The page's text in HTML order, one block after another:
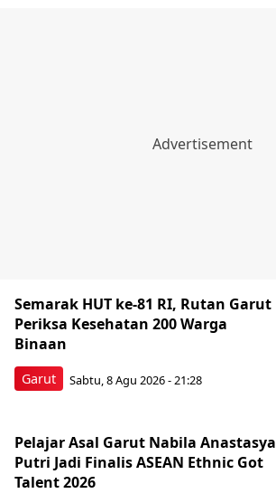
Garut
Semarak HUT ke-81 RI, Rutan Garut
Periksa Kesehatan 200 Warga
Binaan
Sabtu, 8 Agu 2026 - 21:28
Pelajar Asal Garut Nabila Anastasya
Putri Jadi Finalis ASEAN Ethnic Got
Talent 2026